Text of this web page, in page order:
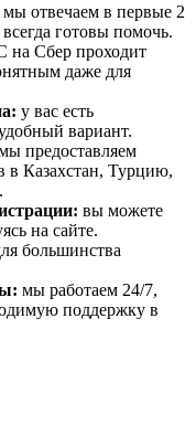
мы отвечаем в первые 2
готовы помочь.
на Сбер проходит
даже для
у вас есть
вариант.
предоставляем
в Казахстан, Турцию,
вы можете
на сайте.
большинства
мы работаем 24/7,
поддержку в